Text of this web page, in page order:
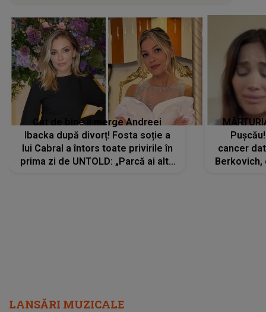
Cât de bine îi merge Andreei
Ibacka după divorț! Fosta soție a
lui Cabral a întors toate privirile în
prima zi de UNTOLD: „Parcă ai altă
cancer
Berkovich,
LANSĂRI MUZICALE